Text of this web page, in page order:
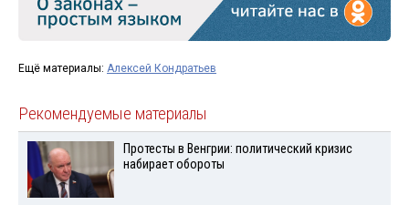
Ещё материалы: Алексей Кондратьев
Рекомендуемые материалы
Протесты в Венгрии: политический кризис
набирает обороты